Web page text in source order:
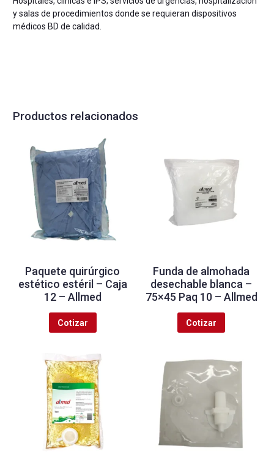
y salas de procedimientos donde se requieran dispositivos
médicos BD de calidad.
Productos relacionados
Paquete quirúrgico
estético estéril – Caja
12 – Allmed
Cotizar
Funda de almohada
desechable blanca –
75×45 Paq 10 – Allmed
Cotizar